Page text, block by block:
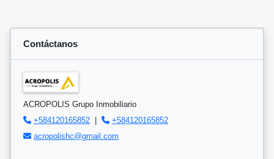
Contáctanos
ACROPOLIS Grupo Inmobiliario
+584120165852 |
+584120165852
acropolishc@gmail.com